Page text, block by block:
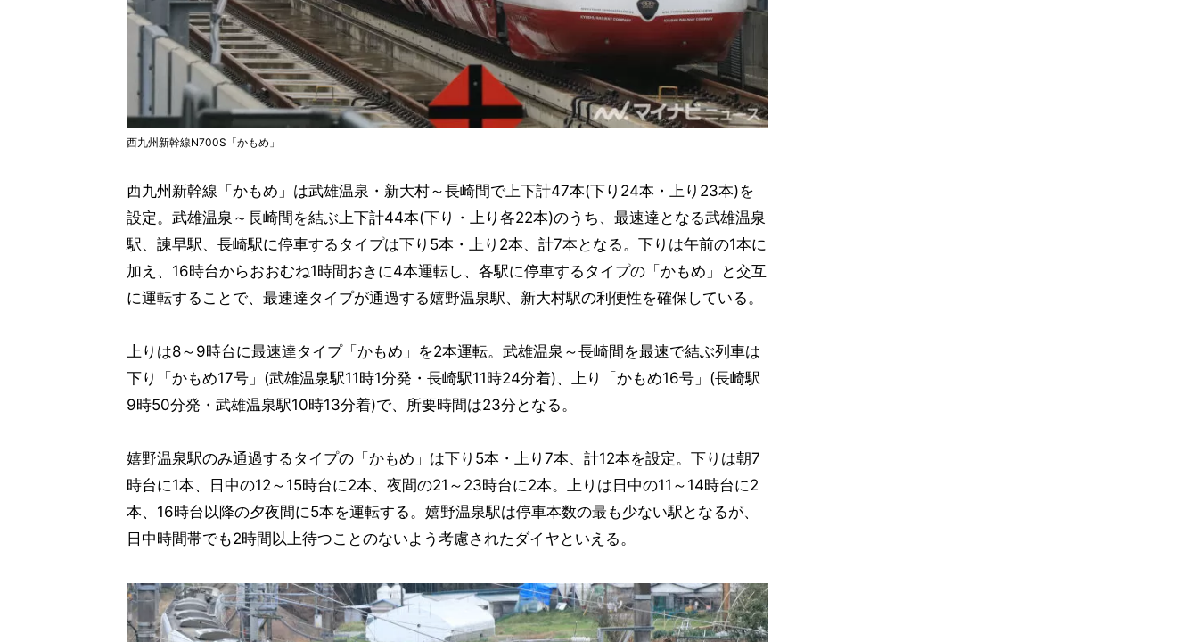
西九州新幹線N700S「かもめ」
西九州新幹線「かもめ」は武雄温泉・新大村～長崎間で上下計47本(下り24本・上り23本)を
設定。武雄温泉～長崎間を結ぶ上下計44本(下り・上り各22本)のうち、最速達となる武雄温泉
駅、諫早駅、長崎駅に停車するタイプは下り5本・上り2本、計7本となる。下りは午前の1本に
加え、16時台からおおむね1時間おきに4本運転し、各駅に停車するタイプの「かもめ」と交互
に運転することで、最速達タイプが通過する嬉野温泉駅、新大村駅の利便性を確保している。
上りは8～9時台に最速達タイプ「かもめ」を2本運転。武雄温泉～長崎間を最速で結ぶ列車は
下り「かもめ17号」(武雄温泉駅11時1分発・長崎駅11時24分着)、上り「かもめ16号」(長崎駅
9時50分発・武雄温泉駅10時13分着)で、所要時間は23分となる。
嬉野温泉駅のみ通過するタイプの「かもめ」は下り5本・上り7本、計12本を設定。下りは朝7
時台に1本、日中の12～15時台に2本、夜間の21～23時台に2本。上りは日中の11～14時台に2
本、16時台以降の夕夜間に5本を運転する。嬉野温泉駅は停車本数の最も少ない駅となるが、
日中時間帯でも2時間以上待つことのないよう考慮されたダイヤといえる。